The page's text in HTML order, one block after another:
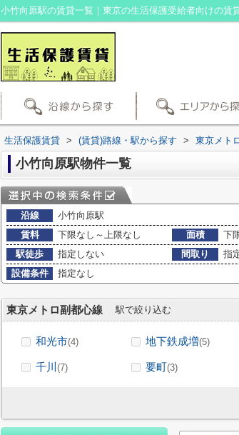
小竹向原駅の賃貸一覧｜東京の生活保護受給者向けの賃
生活保護賃貸 > (賃貸)路線・駅から探す > 東京メト
小竹向原駅物件一覧
沿線
小竹向原駅
賃料
下限なし～上限なし 面積 下
駅徒歩
指定しない 間取り
指
設備条件
指定なし
東京メトロ副都心線 駅で絞り込む
和光市(4) 地下鉄成増(5)
千川 (7) 要町(3)